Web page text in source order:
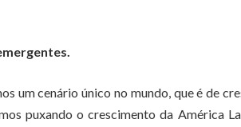
um cenário único no mundo, que é de
puxando o crescimento da América